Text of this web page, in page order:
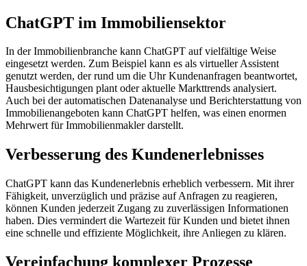
ChatGPT im Immobiliensektor
In der Immobilienbranche kann ChatGPT auf vielfältige Weise
eingesetzt werden. Zum Beispiel kann es als virtueller Assistent
genutzt werden, der rund um die Uhr Kundenanfragen beantwortet,
Hausbesichtigungen plant oder aktuelle Markttrends analysiert.
Auch bei der automatischen Datenanalyse und Berichterstattung von
Immobilienangeboten kann ChatGPT helfen, was einen enormen
Mehrwert für Immobilienmakler darstellt.
Verbesserung des Kundenerlebnisses
ChatGPT kann das Kundenerlebnis erheblich verbessern. Mit ihrer
Fähigkeit, unverzüglich und präzise auf Anfragen zu reagieren,
können Kunden jederzeit Zugang zu zuverlässigen Informationen
haben. Dies vermindert die Wartezeit für Kunden und bietet ihnen
eine schnelle und effiziente Möglichkeit, ihre Anliegen zu klären.
Vereinfachung komplexer Prozesse